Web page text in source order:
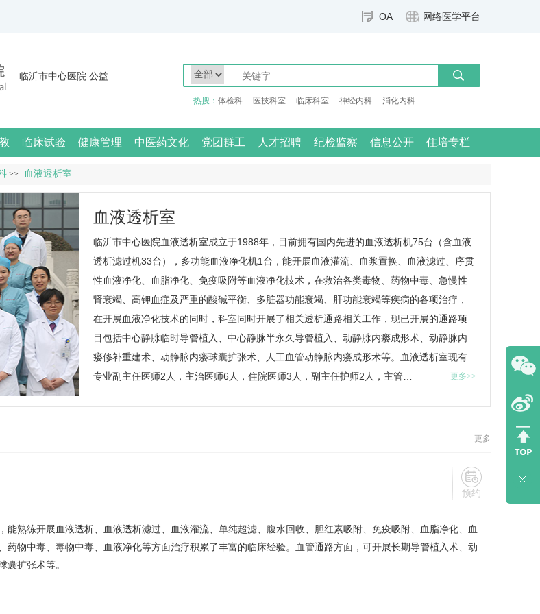
OA 网络医学平台
临沂市中心医院.公益
热搜： 体检科 医技科室 临床科室 神经内科 消化内科
临床试验 健康管理 中医药文化 党团群工 人才招聘 纪检监察 信息公开 住培专栏
>> 血液透析室
血液透析室
临沂市中心医院血液透析室成立于1988年，目前拥有国内先进的血液透析机75台（含血液
透析滤过机33台），多功能血液净化机1台，能开展血液灌流、血浆置换、血液滤过、序贯
性血液净化、血脂净化、免疫吸附等血液净化技术，在救治各类毒物、药物中毒、急慢性
肾衰竭、高钾血症及严重的酸碱平衡、多脏器功能衰竭、肝功能衰竭等疾病的各项治疗，
在开展血液净化技术的同时，科室同时开展了相关透析通路相关工作，现已开展的通路项
目包括中心静脉临时导管植入、中心静脉半永久导管植入、动静脉内瘘成形术、动静脉内
瘘修补重建术、动静脉内瘘球囊扩张术、人工血管动静脉内瘘成形术等。血液透析室现有
专业副主任医师2人，主治医师6人，住院医师3人，副主任护师2人，主管…
更多>>
更多
能熟练开展血液透析、血液透析滤过、血液灌流、单纯超滤、腹水回收、胆红素吸附、免疫吸附、血脂净化、血
药物中毒、毒物中毒、血液净化等方面治疗积累了丰富的临床经验。血管通路方面，可开展长期导管植入术、动
囊扩张术等。
预约